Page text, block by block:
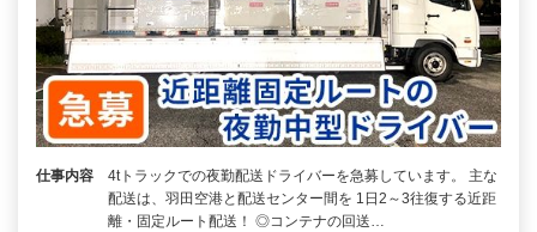
仕事内容
4tトラックでの夜勤配送ドライバーを急募しています。 主な
配送は、羽田空港と配送センター間を 1日2～3往復する近距
離・固定ルート配送！ ◎コンテナの回送…